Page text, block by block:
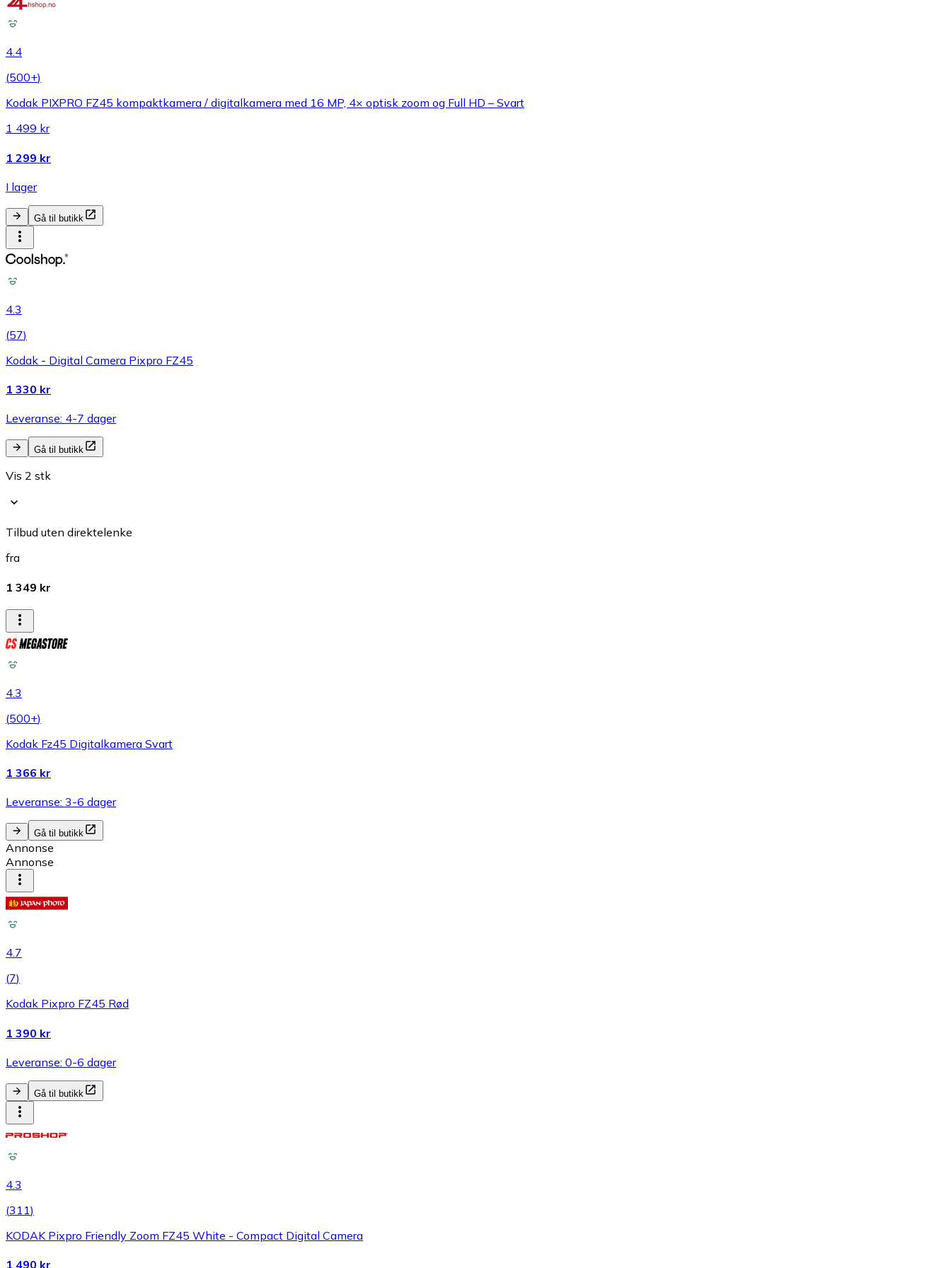
4.4
(500+)
Kodak PIXPRO FZ45 kompaktkamera / digitalkamera med 16 MP, 4× optisk zoom og Full HD – Svart
1 499 kr
1 299 kr
I lager
Gå til butikk
4.3
(57)
Kodak - Digital Camera Pixpro FZ45
1 330 kr
Leveranse: 4-7 dager
Gå til butikk
Vis 2 stk
Tilbud uten direktelenke
fra
1 349 kr
4.3
(500+)
Kodak Fz45 Digitalkamera Svart
1 366 kr
Leveranse: 3-6 dager
Gå til butikk
Annonse
Annonse
4.7
(7)
Kodak Pixpro FZ45 Rød
1 390 kr
Leveranse: 0-6 dager
Gå til butikk
4.3
(311)
KODAK Pixpro Friendly Zoom FZ45 White - Compact Digital Camera
1 490 kr